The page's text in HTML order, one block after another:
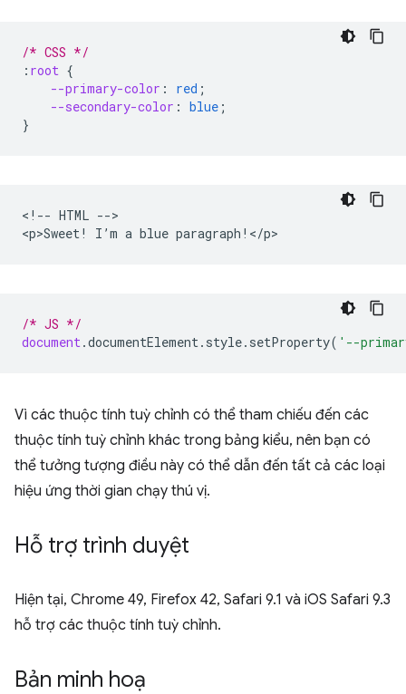
/* CSS */
: root {
--primary-color : red ;
--secondary-color : blue ;
}
<!-- HTML -->
/* JS */
document.documentElement. style. setProperty( '--
Vì các thuộc tính tuỳ chỉnh có thể tham chiếu đến các
thuộc tính tuỳ chỉnh khác trong bảng kiểu, nên bạn có
thể tưởng tượng điều này có thể dẫn đến tất cả các loại
hiệu ứng thời gian chạy thú vị.
Hỗ trợ trình duyệt
Hiện tại, Chrome 49, Firefox 42, Safari 9.1 và iOS Safari 9.3
hỗ trợ các thuộc tính tuỳ chỉnh.
Bản minh hoạ